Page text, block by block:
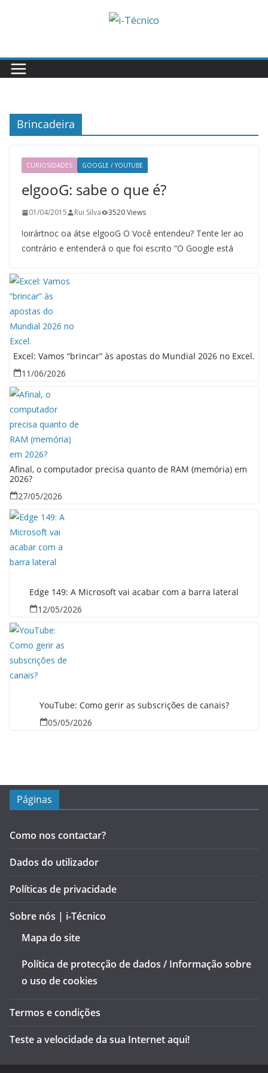
Brincadeira
CURIOSIDADES GOOGLE / YOUTUBE
elgooG: sabe o que é?
01/04/2015 Rui Silva 3520 Views
!oirártnoc oa átse elgooG O Você entendeu? Tente ler ao
contrário e entenderá o que foi escrito “O Google está
Excel: Vamos “brincar” às apostas do Mundial 2026 no Excel.
11/06/2026
Afinal, o computador precisa quanto de RAM (memória) em
2026?
27/05/2026
Edge 149: A Microsoft vai acabar com a barra lateral
12/05/2026
YouTube: Como gerir as subscrições de canais?
05/05/2026
Páginas
Como nos contactar?
Dados do utilizador
Políticas de privacidade
Sobre nós | i-Técnico
Mapa do site
Política de protecção de dados / Informação sobre
o uso de cookies
Termos e condições
Teste a velocidade da sua Internet aqui!